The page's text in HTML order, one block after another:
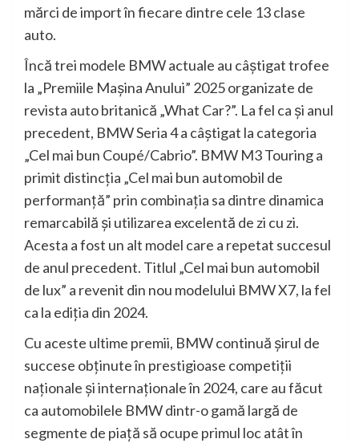
mărci de import în fiecare dintre cele 13 clase
auto.
Încă trei modele BMW actuale au câştigat trofee
la „Premiile Maşina Anului” 2025 organizate de
revista auto britanică „What Car?”. La fel ca şi anul
precedent, BMW Seria 4 a câştigat la categoria
„Cel mai bun Coupé/Cabrio”. BMW M3 Touring a
primit distincţia „Cel mai bun automobil de
performanţă” prin combinaţia sa dintre dinamica
remarcabilă şi utilizarea excelentă de zi cu zi.
Acesta a fost un alt model care a repetat succesul
de anul precedent. Titlul „Cel mai bun automobil
de lux” a revenit din nou modelului BMW X7, la fel
ca la ediţia din 2024.
Cu aceste ultime premii, BMW continuă şirul de
succese obţinute în prestigioase competiţii
naţionale şi internaţionale în 2024, care au făcut
ca automobilele BMW dintr-o gamă largă de
segmente de piaţă să ocupe primul loc atât în